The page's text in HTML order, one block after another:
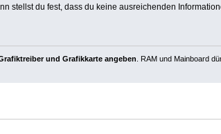
stellst du fest, dass du keine ausreichenden
und Grafikkarte angeben . RAM und Mainboard